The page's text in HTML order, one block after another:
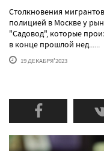
Столкновения
полицией в Москве у
"Садовод", которые
в конце прошлой нед......
19 ДЕКАБРЯ'2023